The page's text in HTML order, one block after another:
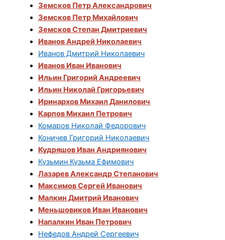
Земсков Петр Александрович
Земсков Петр Михайлович
Земсков Степан Дмитриевич
Иванов Андрей Николаевич
Иванов Дмитрий Николаевич
Иванов Иван Иванович
Ильин Григорий Андреевич
Ильин Николай Григорьевич
Иринархов Михаил Данилович
Карпов Михаил Петрович
Комаров Николай Федорович
Коничев Григорий Николаевич
Кудряшов Иван Андриянович
Кузьмин Кузьма Ефимович
Лазарев Александр Степанович
Максимов Сергей Иванович
Малкин Дмитрий Иванович
Меньшовиков Иван Иванович
Напалкин Иван Петрович
Нефедов Андрей Сергеевич